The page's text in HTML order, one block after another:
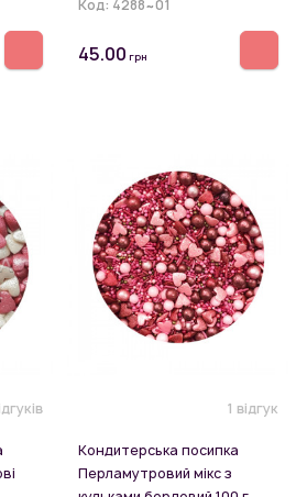
Код: 4288~01
45.00 грн
1 відгук
Кондитерська посипка
Перламутровий мікс з